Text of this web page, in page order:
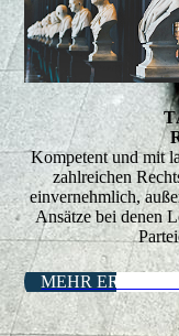
Kompetent und mit
zahlreichen
einvernehmlich,
Ansätze bei denen
MEHR